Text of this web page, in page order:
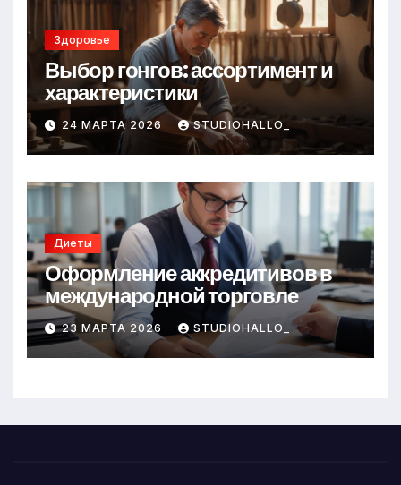
Здоровье
Выбор гонгов: ассортимент и
характеристики
24 МАРТА 2026 STUDIOHALLO_
Диеты
Оформление аккредитивов в
международной торговле
23 МАРТА 2026 STUDIOHALLO_